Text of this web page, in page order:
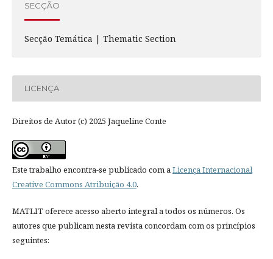
SECÇÃO
Secção Temática | Thematic Section
LICENÇA
Direitos de Autor (c) 2025 Jaqueline Conte
Este trabalho encontra-se publicado com aLicença Internacional
Creative Commons Atribuição 4.0.
MATLIT oferece acesso aberto integral a todos os números. Os
autores que publicam nesta revista concordam com os princípios
seguintes: